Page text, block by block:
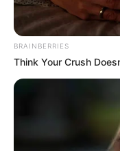
BRAINBERRIES
BRAINBERRIES
Think Your Crush